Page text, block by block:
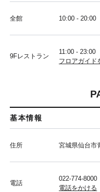
全館 10:00 - 20:00
9Fレストラン
11:00 - 23:00
フロアガイド
基本情報
住所 宮城県仙台市
電話
022-774-8000
電話をかける